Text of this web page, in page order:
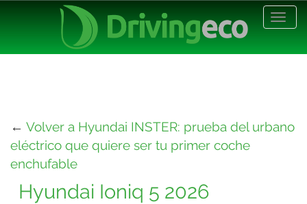
← Volver a Hyundai INSTER: prueba del urbano
eléctrico que quiere ser tu primer coche
enchufable
Hyundai Ioniq 5 2026